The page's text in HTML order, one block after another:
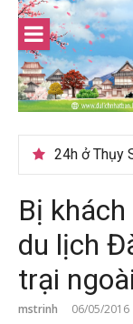
Skip
content
Bị
du lịch
trại
mstrinh 06/05/2016